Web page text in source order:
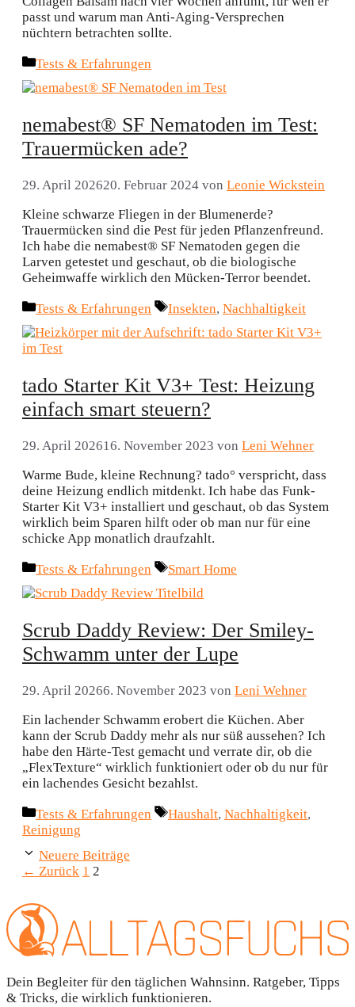
passt und warum man Anti-Aging-Versprechen
nüchtern betrachten sollte.
Kategorien
Tests & Erfahrungen
nemabest® SF Nematoden im Test:
Trauermücken ade?
29. April 202620. Februar 2024 von Leonie Wickstein
Kleine schwarze Fliegen in der Blumenerde?
Trauermücken sind die Pest für jeden Pflanzenfreund.
Ich habe die nemabest® SF Nematoden gegen die
Larven getestet und geschaut, ob die biologische
Geheimwaffe wirklich den Mücken-Terror beendet.
Kategorien
Tests & Erfahrungen Schlagwörter
Insekten, Nachhaltigkeit
tado Starter Kit V3+ Test: Heizung
einfach smart steuern?
29. April 202616. November 2023 von Leni Wehner
Warme Bude, kleine Rechnung? tado° verspricht, dass
deine Heizung endlich mitdenkt. Ich habe das Funk-
Starter Kit V3+ installiert und geschaut, ob das System
wirklich beim Sparen hilft oder ob man nur für eine
schicke App monatlich draufzahlt.
Kategorien
Tests & Erfahrungen Schlagwörter
Smart Home
Scrub Daddy Review: Der Smiley-
Schwamm unter der Lupe
29. April 20266. November 2023 von Leni Wehner
Ein lachender Schwamm erobert die Küchen. Aber
kann der Scrub Daddy mehr als nur süß aussehen? Ich
habe den Härte-Test gemacht und verrate dir, ob die
„FlexTexture“ wirklich funktioniert oder ob du nur für
ein lachendes Gesicht bezahlst.
Kategorien
Tests & Erfahrungen Schlagwörter
Haushalt, Nachhaltigkeit,
Reinigung
Neuere Beiträge
← Zurück Seite
1 Seite
2
Dein Begleiter für den täglichen Wahnsinn. Ratgeber, Tipps
& Tricks, die wirklich funktionieren.